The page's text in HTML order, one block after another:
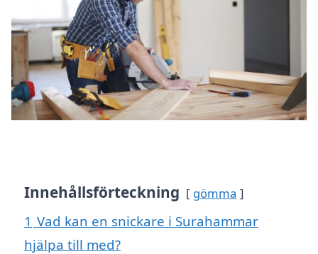
Innehållsförteckning gömma
1 Vad kan en snickare i Surahammar
hjälpa till med?